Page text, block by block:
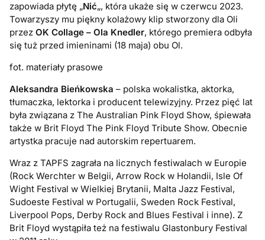
zapowiada płytę „Nić„, która ukaże się w czerwcu 2023.
Towarzyszy mu piękny kolażowy klip stworzony dla Oli
przezOK Collage – Ola Knedler, którego premiera odbyła
się tuż przed imieninami (18 maja) obu Ol.
fot. materiały prasowe
Aleksandra Bieńkowska – polska wokalistka, aktorka,
tłumaczka, lektorka i producent telewizyjny. Przez pięć lat
była związana z The Australian Pink Floyd Show, śpiewała
także w Brit Floyd The Pink Floyd Tribute Show. Obecnie
artystka pracuje nad autorskim repertuarem.
Wraz z TAPFS zagrała na licznych festiwalach w Europie
(Rock Werchter w Belgii, Arrow Rock w Holandii, Isle Of
Wight Festival w Wielkiej Brytanii, Malta Jazz Festival,
Sudoeste Festival w Portugalii, Sweden Rock Festival,
Liverpool Pops, Derby Rock and Blues Festival i inne). Z
Brit Floyd wystąpiła też na festiwalu Glastonbury Festival